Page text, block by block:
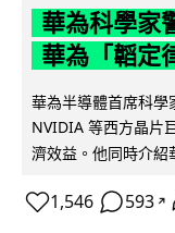
華為科學家
華為「韜定
華為半導體首席科
NVIDIA 等西方晶片
濟效益。他同時介紹
1,546 593 ↗